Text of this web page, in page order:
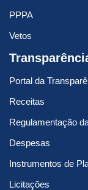
PPPA
Vetos
Portal da
Receitas
Regulamentação
Despesas
Instrumentos de
Licitações